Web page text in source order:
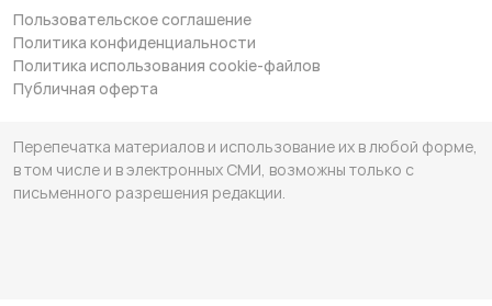
Пользовательское соглашение
Политика конфиденциальности
Политика использования cookie-файлов
Публичная оферта
Перепечатка материалов и использование их в любой форме,
в том числе и в электронных СМИ, возможны только с
письменного разрешения редакции.